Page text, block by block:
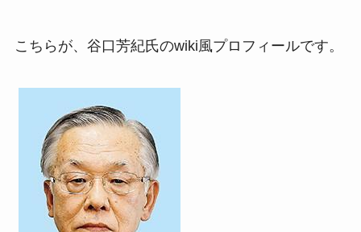
こちらが、谷口芳紀氏のwiki風プロフィールです。